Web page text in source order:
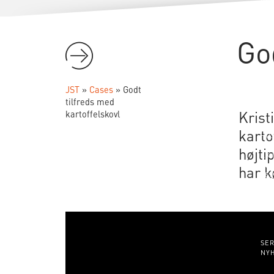
JST » Cases » Godt
tilfreds med
kartoffelskovl
har